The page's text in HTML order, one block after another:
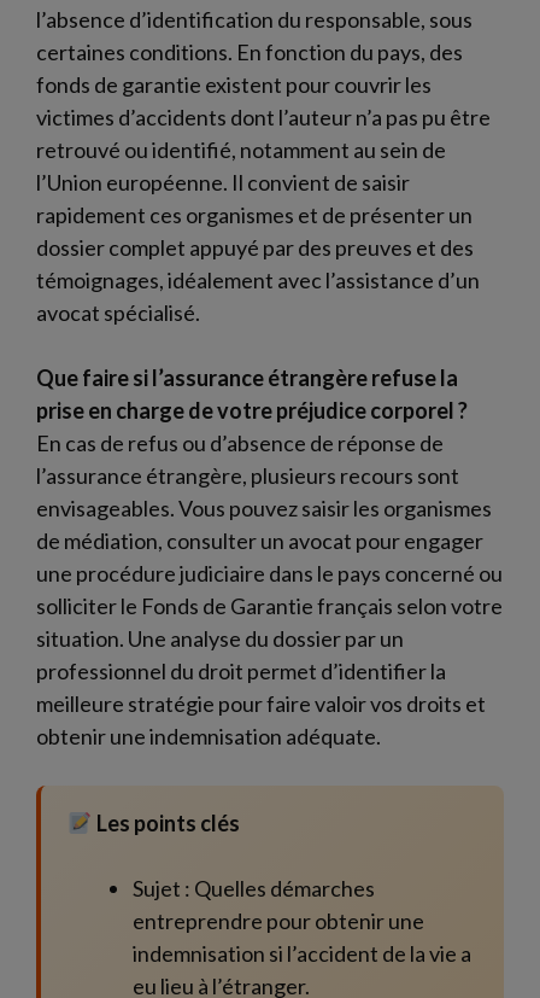
l’absence d’identification du responsable, sous
certaines conditions. En fonction du pays, des
fonds de garantie existent pour couvrir les
victimes d’accidents dont l’auteur n’a pas pu être
retrouvé ou identifié, notamment au sein de
l’Union européenne. Il convient de saisir
rapidement ces organismes et de présenter un
dossier complet appuyé par des preuves et des
témoignages, idéalement avec l’assistance d’un
avocat spécialisé.
Que faire si l’assurance étrangère refuse la
prise en charge de votre préjudice corporel ?
En cas de refus ou d’absence de réponse de
l’assurance étrangère, plusieurs recours sont
envisageables. Vous pouvez saisir les organismes
de médiation, consulter un avocat pour engager
une procédure judiciaire dans le pays concerné ou
solliciter le Fonds de Garantie français selon votre
situation. Une analyse du dossier par un
professionnel du droit permet d’identifier la
meilleure stratégie pour faire valoir vos droits et
obtenir une indemnisation adéquate.
Les points clés
Sujet : Quelles démarches
entreprendre pour obtenir une
indemnisation si l’accident de la vie a
eu lieu à l’étranger.